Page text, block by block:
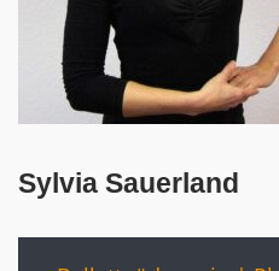
Sylvia Sauerland